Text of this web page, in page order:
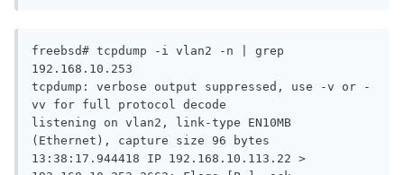
freebsd# tcpdump -i vlan2 -n | grep
192.168.10.253
tcpdump: verbose output suppressed, use -v or -
vv for full protocol decode
listening on vlan2, link-type EN10MB
(Ethernet), capture size 96 bytes
13:38:17.944418 IP 192.168.10.113.22 >